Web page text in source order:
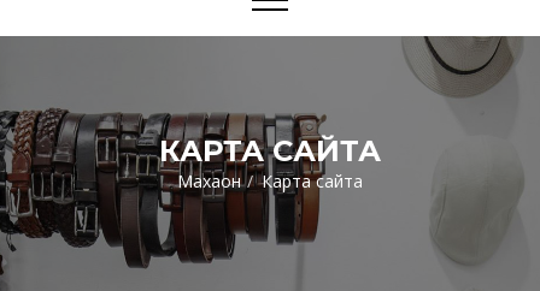
КАРТА САЙТА
Махаон Карта сайта